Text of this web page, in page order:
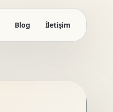
Blog İletişim